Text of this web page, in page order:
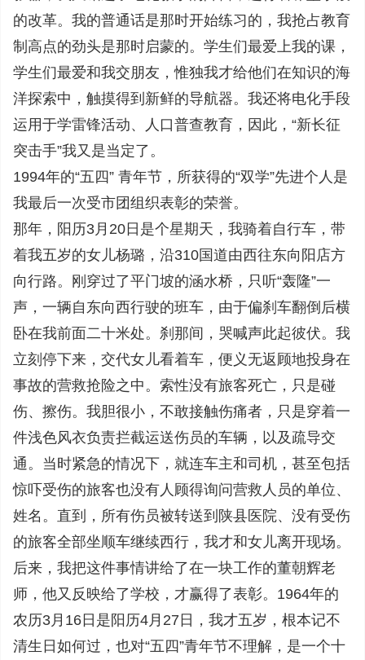
的改革。我的普通话是那时开始练习的，我抢占教育
制高点的劲头是那时启蒙的。学生们最爱上我的课，
学生们最爱和我交朋友，惟独我才给他们在知识的海
洋探索中，触摸得到新鲜的导航器。我还将电化手段
运用于学雷锋活动、人口普查教育，因此，“新长征
突击手”我又是当定了。
1994年的“五四” 青年节，所获得的“双学”先进个人是
我最后一次受市团组织表彰的荣誉。
那年，阳历3月20日是个星期天，我骑着自行车，带
着我五岁的女儿杨璐，沿310国道由西往东向阳店方
向行路。刚穿过了平门坡的涵水桥，只听“轰隆”一
声，一辆自东向西行驶的班车，由于偏刹车翻倒后横
卧在我前面二十米处。刹那间，哭喊声此起彼伏。我
立刻停下来，交代女儿看着车，便义无返顾地投身在
事故的营救抢险之中。索性没有旅客死亡，只是碰
伤、擦伤。我胆很小，不敢接触伤痛者，只是穿着一
件浅色风衣负责拦截运送伤员的车辆，以及疏导交
通。当时紧急的情况下，就连车主和司机，甚至包括
惊吓受伤的旅客也没有人顾得询问营救人员的单位、
姓名。直到，所有伤员被转送到陕县医院、没有受伤
的旅客全部坐顺车继续西行，我才和女儿离开现场。
后来，我把这件事情讲给了在一块工作的董朝辉老
师，他又反映给了学校，才赢得了表彰。 1964年的
农历3月16日是阳历4月27日，我才五岁，根本记不
清生日如何过，也对“五四”青年节不理解，是一个十